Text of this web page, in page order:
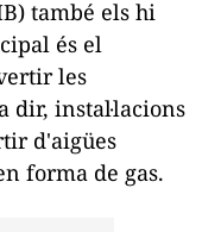
també els hi
és el
les
dir, instal·lacions
d'aigües
forma de gas.